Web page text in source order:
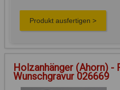
Holzanhänger (Ahorn) -
Wunschgravur 026669